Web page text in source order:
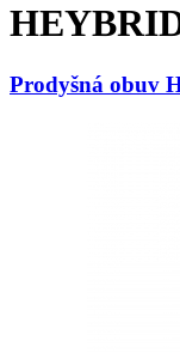
Prodyšná obuv